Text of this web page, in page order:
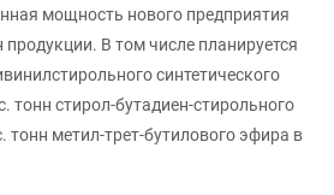
мощность нового предприятия
продукции. В том числе планируется
синтетического
тонн стирол-бутадиен-стирольного
тонн метил-трет-бутилового эфира в